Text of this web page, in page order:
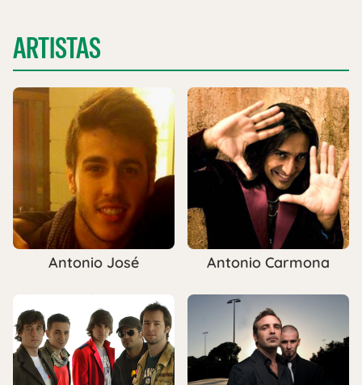
ARTISTAS
Antonio José Antonio Carmona